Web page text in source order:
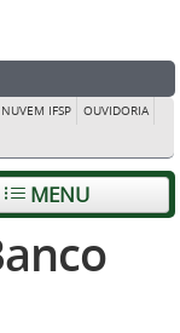
NUVEM IFSP
OUVIDORIA
MENU